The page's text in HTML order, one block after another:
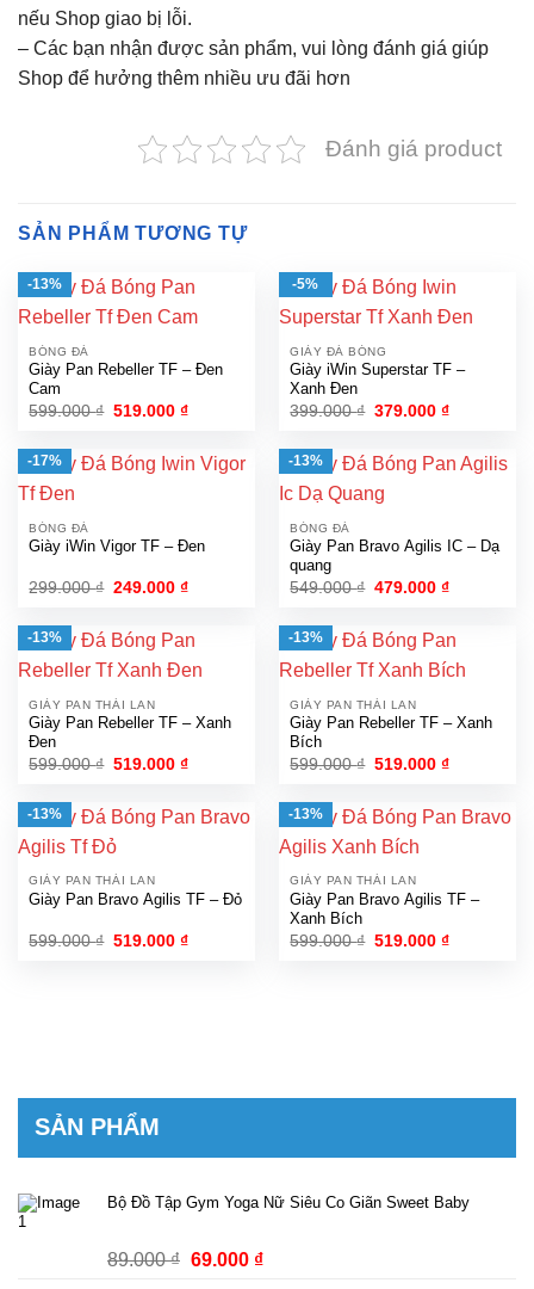
nếu Shop giao bị lỗi.
– Các bạn nhận được sản phẩm, vui lòng đánh giá giúp
Shop để hưởng thêm nhiều ưu đãi hơn
Đánh giá product
SẢN PHẨM TƯƠNG TỰ
-13%
BÓNG ĐÁ
Giày Pan Rebeller TF – Đen
Cam
599.000₫ Giá
599.000 ₫.
519.000₫Giá
là:
519.000 ₫.
-5%
GIÀY ĐÁ BÓNG
Giày iWin Superstar TF –
Xanh Đen
399.000₫ Giá
399.000 ₫.
379.000₫Giá
là:
379.000 ₫.
-17%
BÓNG ĐÁ
Giày iWin Vigor TF – Đen
299.000₫ Giá
299.000 ₫.
249.000₫Giá
là:
249.000 ₫.
-13%
BÓNG ĐÁ
Giày Pan Bravo Agilis IC – Dạ
quang
549.000₫ Giá
549.000 ₫.
479.000₫Giá
là:
479.000 ₫.
-13%
GIÀY PAN THÁI LAN
Giày Pan Rebeller TF – Xanh
Đen
599.000₫ Giá
599.000 ₫.
519.000₫Giá
là:
519.000 ₫.
-13%
GIÀY PAN THÁI LAN
Giày Pan Rebeller TF – Xanh
Bích
599.000₫ Giá
599.000 ₫.
519.000₫Giá
là:
519.000 ₫.
-13%
GIÀY PAN THÁI LAN
Giày Pan Bravo Agilis TF – Đỏ
599.000₫ Giá
519.000₫Giá
-13%
GIÀY PAN THÁI LAN
Giày Pan Bravo Agilis TF –
Xanh Bích
599.000₫ Giá
519.000₫Giá
SẢN PHẨM
Bộ Đồ Tập Gym Yoga Nữ Siêu Co Giãn Sweet Baby
89.000₫ Giá
69.000 ₫Giá